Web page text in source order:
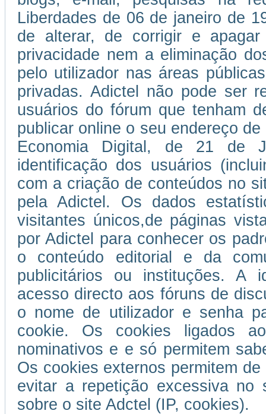
Liberdades de 06 de janeiro de
de alterar, de corrigir e
privacidade nem a eliminação
pelo utilizador nas áreas
privadas. Adictel não pode ser
usuários do fórum que tenham
publicar online o seu endereço
Economia Digital, de 21 de
identificação dos usuários
com a criação de conteúdos no
pela Adictel. Os dados
visitantes únicos,de páginas
por Adictel para conhecer os
o conteúdo editorial e da
publicitários ou instituções. A
acesso directo aos fóruns de
o nome de utilizador e senha
cookie. Os cookies ligados
nominativos e e só permitem
Os cookies externos permitem
evitar a repetição excessiva no
sobre o site Adctel (IP, cookies).